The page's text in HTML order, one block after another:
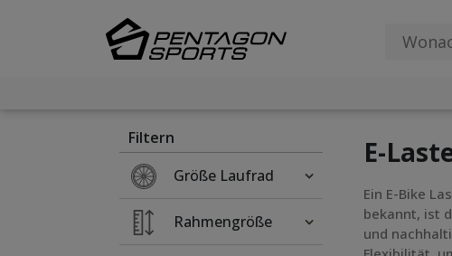
Filtern
Größe Laufrad
Rahmengröße
E-
Ein E-Bike
bekannt, ist
und